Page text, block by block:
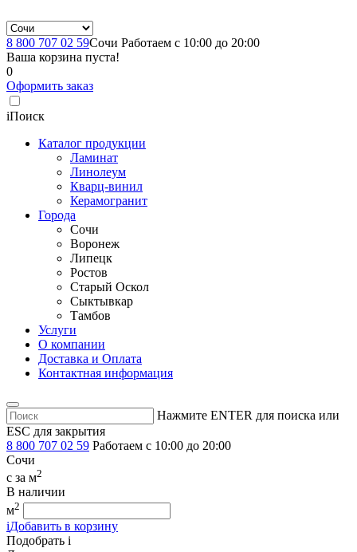
8 800 707 02 59Сочи Работаем с 10:00 до 20:00
Ваша корзина пуста!
0
Оформить заказ
iПоиск
Каталог продукции
Ламинат
Линолеум
Кварц-винил
Керамогранит
Города
Сочи
Воронеж
Липецк
Ростов
Старый Оскол
Сыктывкар
Тамбов
Услуги
О компании
Доставка и Оплата
Контактная информация
Нажмите ENTER для поиска или
ESC для закрытия
8 800 707 02 59 Работаем с 10:00 до 20:00
Сочи
c за м2
В наличии
м2
iДобавить в корзину
Подобрать i